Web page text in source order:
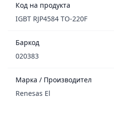
Код на продукта
IGBT RJP4584 TO-220F
Баркод
020383
Марка / Производител
Renesas El